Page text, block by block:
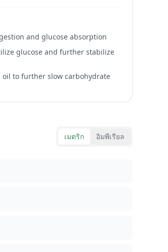
and glucose absorption
glucose and further stabilize
oil to further slow carbohydrate
เมตริก อิมพีเรียล